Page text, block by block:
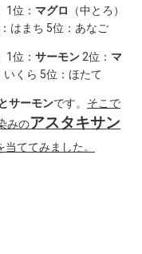
位： マグロ
（中とろ）
はまち 5位：あなご
位： サーモン 2位： マ
いくら 5位：ほたて
サーモンです。 そこで
みのアスタキサン
ててみました。